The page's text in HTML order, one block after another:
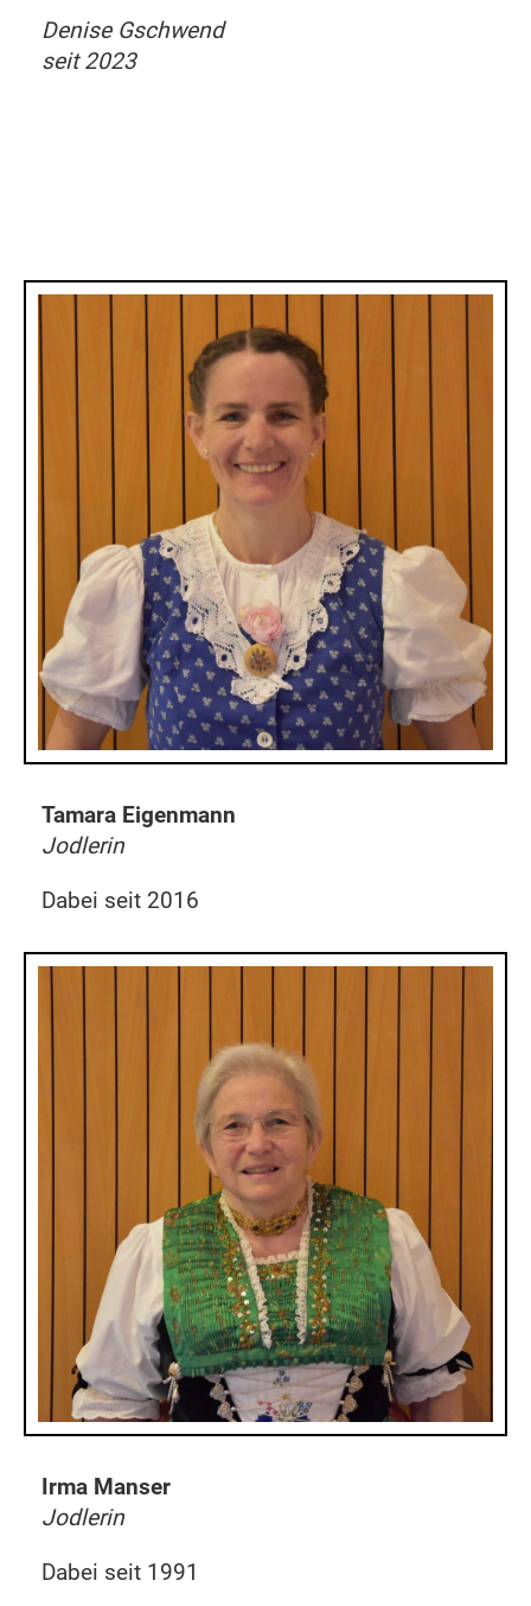
Denise Gschwend
seit 2023
Tamara Eigenmann
Jodlerin
Dabei seit 2016
Irma Manser
Jodlerin
Dabei seit 1991